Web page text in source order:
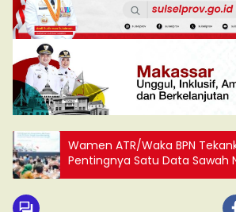
Wamen ATR/Waka BPN
Pentingnya Satu Data Sawah